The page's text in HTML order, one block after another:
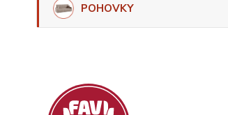
POHOVKY